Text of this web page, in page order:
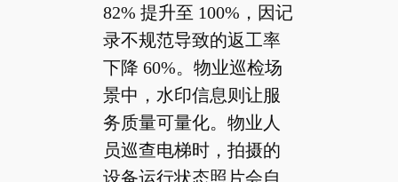
82% 提升至 100%，因记
录不规范导致的返工率
下降 60%。物业巡检场
景中，水印信息则让服
务质量可量化。物业人
员巡查电梯时，拍摄的
设备运行状态照片会自